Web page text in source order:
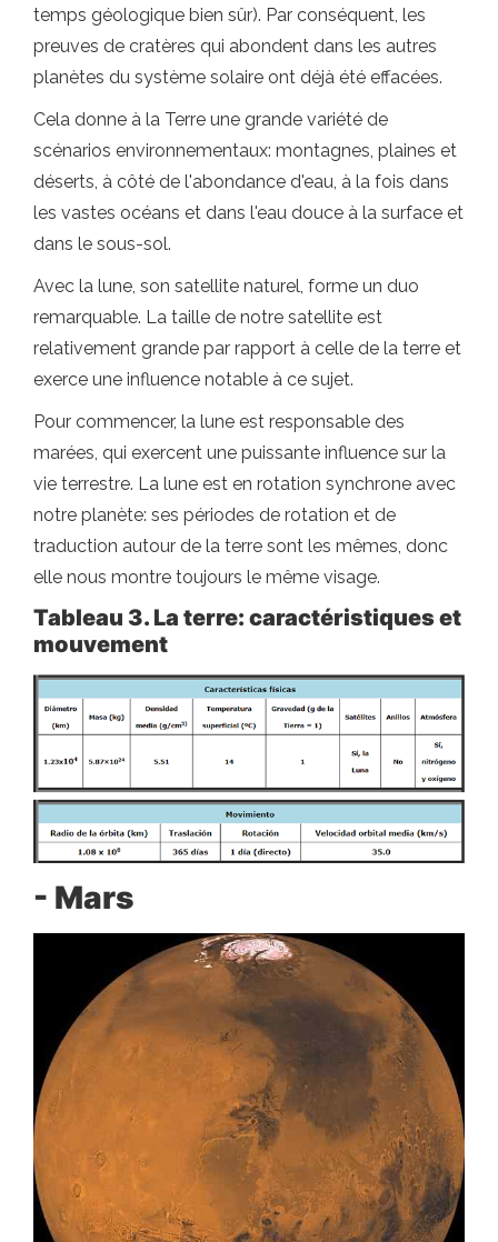
temps géologique bien sûr). Par conséquent, les
preuves de cratères qui abondent dans les autres
planètes du système solaire ont déjà été effacées.
Cela donne à la Terre une grande variété de
scénarios environnementaux: montagnes, plaines et
déserts, à côté de l'abondance d'eau, à la fois dans
les vastes océans et dans l'eau douce à la surface et
dans le sous-sol.
Avec la lune, son satellite naturel, forme un duo
remarquable. La taille de notre satellite est
relativement grande par rapport à celle de la terre et
exerce une influence notable à ce sujet.
Pour commencer, la lune est responsable des
marées, qui exercent une puissante influence sur la
vie terrestre. La lune est en rotation synchrone avec
notre planète: ses périodes de rotation et de
traduction autour de la terre sont les mêmes, donc
elle nous montre toujours le même visage.
Tableau 3. La terre: caractéristiques et
mouvement
- Mars